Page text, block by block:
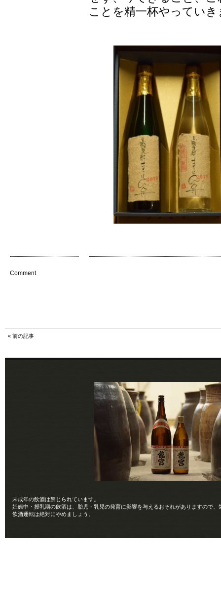
ことを精一杯やってい
Comment
« 前の記事
未成年の飲酒は禁じられています。
妊娠中・授乳期の飲酒は、胎児・乳児の発育に影響を与えるおそれがありますので、
飲酒運転は絶対にやめましょう。